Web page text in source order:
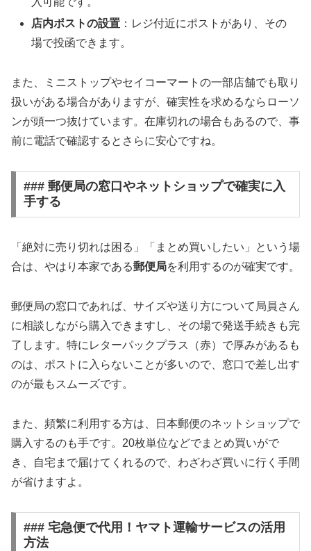
店内ポストの設置 ：レジ付近にポストがあり、その
場で投函できます。
また、ミニストップやセイコーマートの一部店舗でも取り
扱いがある場合がありますが、確実性を求めるならローソ
ンが頭一つ抜けています。在庫切れの場合もあるので、事
前に電話で確認するとさらに安心ですね。
### 郵便局の窓口やネットショップで確実に入
手する
「絶対に売り切れは困る」「まとめ買いしたい」という場
合は、やはり本家である郵便局を利用するのが確実です。
郵便局の窓口であれば、サイズや送り方について局員さん
に相談しながら購入できますし、その場で発送手続きも完
了します。特にレターパックプラス（赤）で厚みがあるも
のは、ポストに入らないことが多いので、窓口で差し出す
のが最もスムーズです。
また、頻繁に利用する方は、日本郵便のネットショップで
購入するのも手です。20枚単位などでまとめ買いがで
き、自宅まで届けてくれるので、わざわざ買いに行く手間
が省けますよ。
### 宅急便で代用！ヤマト運輸サービスの活用
方法